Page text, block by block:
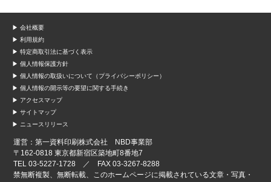
▶ 会社概要
▶ 利用規約
▶ 特定商取引法に基づく表示
▶ 個人情報保護方針
▶ 個人情報の取扱いについて（プライバシーポリシー）
▶ 個人情報の開示等の要望に関する手続き
▶ アクセスマップ
▶ サイトマップ
▶ ニュースリリース
運営：第一資料印刷株式会社 NBD事業部
〒162-0818 東京都新宿区築地町8番地7
TEL 03-5227-1728 ／ FAX 03-3267-8288
禁無断複製、無断転載、このホームページに掲載されている文章・写真・